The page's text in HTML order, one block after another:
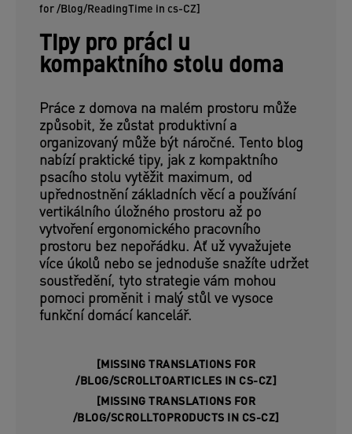
for /Blog/ReadingTime in cs-CZ]
Tipy pro práci u
kompaktního stolu doma
Práce z domova na malém prostoru může
způsobit, že zůstat produktivní a
organizovaný může být náročné. Tento blog
nabízí praktické tipy, jak z kompaktního
psacího stolu vytěžit maximum, od
upřednostnění základních věcí a používání
vertikálního úložného prostoru až po
vytvoření ergonomického pracovního
prostoru bez nepořádku. Ať už vyvažujete
více úkolů nebo se jednoduše snažíte udržet
soustředění, tyto strategie vám mohou
pomoci proměnit i malý stůl ve vysoce
funkční domácí kancelář.
[MISSING TRANSLATIONS FOR
/BLOG/SCROLLTOARTICLES IN CS-CZ]
[MISSING TRANSLATIONS FOR
/BLOG/SCROLLTOPRODUCTS IN CS-CZ]